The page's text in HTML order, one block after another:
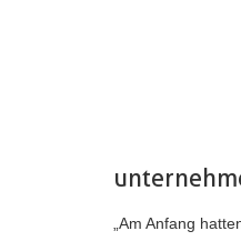
„Am Anfang